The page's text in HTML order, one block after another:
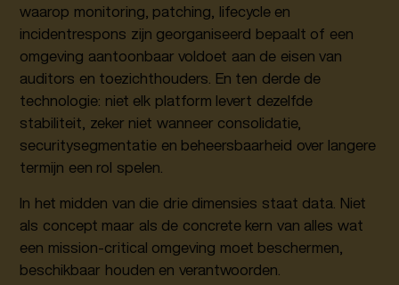
waarop monitoring, patching, lifecycle en
incidentrespons zijn georganiseerd bepaalt of een
omgeving aantoonbaar voldoet aan de eisen van
auditors en toezichthouders. En ten derde de
technologie: niet elk platform levert dezelfde
stabiliteit, zeker niet wanneer consolidatie,
securitysegmentatie en beheersbaarheid over langere
termijn een rol spelen.
In het midden van die drie dimensies staat data. Niet
als concept maar als de concrete kern van alles wat
een mission-critical omgeving moet beschermen,
beschikbaar houden en verantwoorden.